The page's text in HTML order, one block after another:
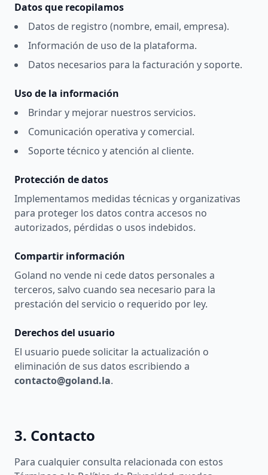
Datos que recopilamos
Datos de registro (nombre, email, empresa).
Información de uso de la plataforma.
Datos necesarios para la facturación y soporte.
Uso de la información
Brindar y mejorar nuestros servicios.
Comunicación operativa y comercial.
Soporte técnico y atención al cliente.
Protección de datos
Implementamos medidas técnicas y organizativas
para proteger los datos contra accesos no
autorizados, pérdidas o usos indebidos.
Compartir información
Goland no vende ni cede datos personales a
terceros, salvo cuando sea necesario para la
prestación del servicio o requerido por ley.
Derechos del usuario
El usuario puede solicitar la actualización o
eliminación de sus datos escribiendo a
contacto@goland.la.
3. Contacto
Para cualquier consulta relacionada con estos